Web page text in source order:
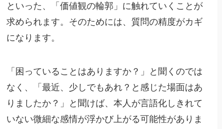
といった、「価値観の輪郭」に触れていくことが
求められます。そのためには、質問の精度がカギ
になります。
「困っていることはありますか？」と聞くのでは
なく、「最近、少しでもあれ？と感じた場面はあ
りましたか？」と聞けば、本人が言語化しきれて
いない微細な感情が浮かび上がる可能性がありま